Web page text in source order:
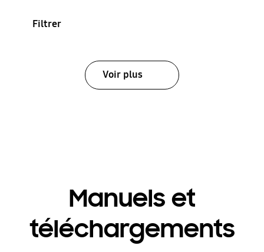
Filtrer
Voir plus
Manuels et
téléchargements